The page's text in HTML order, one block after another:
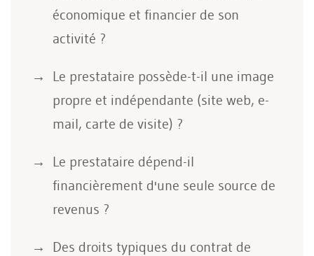
économique et financier de son
activité ?
Le prestataire possède-t-il une image
propre et indépendante (site web, e-
mail, carte de visite) ?
Le prestataire dépend-il
financièrement d'une seule source de
revenus ?
Des droits typiques du contrat de